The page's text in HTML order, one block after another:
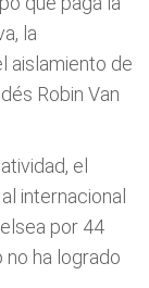
la
aislamiento de
Robin Van
el
internacional
por 44
ha logrado